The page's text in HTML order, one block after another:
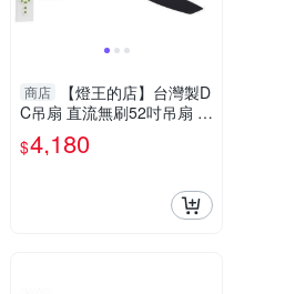
商店
【燈王的店】台灣製D
C吊扇 直流無刷52吋吊扇 三
葉吊扇附遙控器 白/黑 KS-1
003-DC KS-1004-DC
$4,180